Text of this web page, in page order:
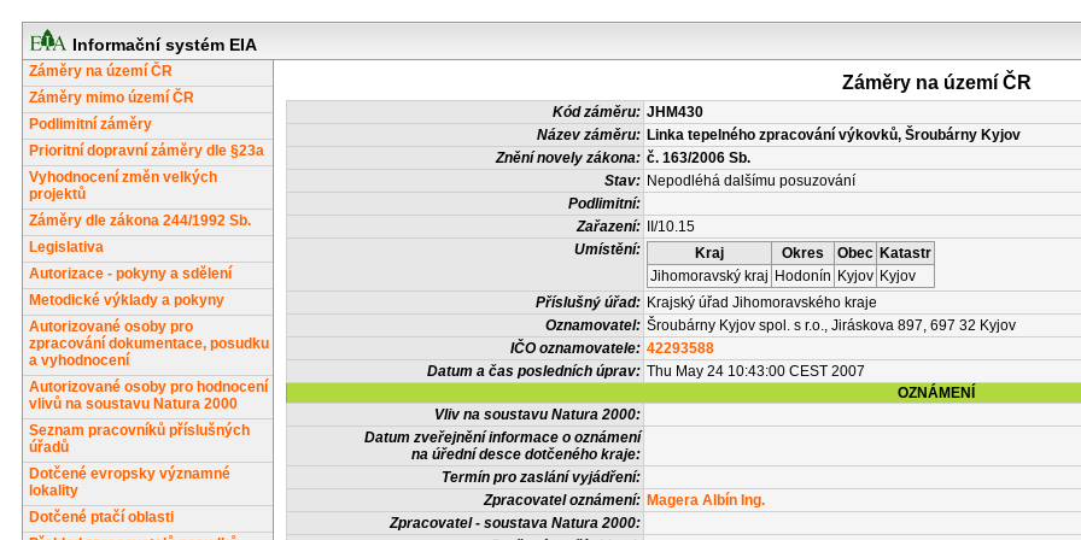
Informační systém EIA
Záměry na území ČR
Záměry mimo území ČR
Podlimitní záměry
Prioritní dopravní záměry dle §23a
Vyhodnocení změn velkých
projektů
Záměry dle zákona 244/1992 Sb.
Legislativa
Autorizace - pokyny a sdělení
Metodické výklady a pokyny
Autorizované osoby pro
zpracování dokumentace, posudku
a vyhodnocení
Autorizované osoby pro hodnocení
vlivů na soustavu Natura 2000
Seznam pracovníků příslušných
úřadů
Dotčené evropsky významné
lokality
Dotčené ptačí oblasti
Záměry na území ČR
Kód záměru: JHM430
Název záměru: Linka tepelného zpracování výkovků, Šroubárny Kyjov
Znění novely zákona: č. 163/2006 Sb.
Stav: Nepodléhá dalšímu posuzování
Podlimitní:
Zařazení:
II/10.15
Umístění:
Kraj Okres Obec Katastr
Jihomoravský kraj Hodonín Kyjov Kyjov
Příslušný úřad: Krajský úřad Jihomoravského kraje
Oznamovatel: Šroubárny Kyjov spol. s r.o., Jiráskova 897, 697 32 Kyjov
IČO oznamovatele: 42293588
Datum a čas posledních úprav: Thu May 24 10:43:00 CEST 2007
OZNÁMENÍ
Vliv na soustavu Natura 2000:
Datum zveřejnění informace o oznámení
na úřední desce dotčeného kraje:
Termín pro zaslání vyjádření:
Zpracovatel oznámení: Magera Albín Ing.
Zpracovatel - soustava Natura 2000: